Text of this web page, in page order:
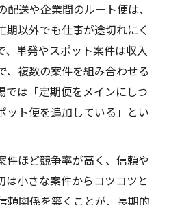
送や企業間のルート便は、
期以外でも仕事が途切れにく
、単発やスポット案件は収入
、複数の案件を組み合わせる
では「定期便をメインにしつ
ット便を追加している」とい
件ほど競争率が高く、信頼や
は小さな案件からコツコツと
頼関係を築くことが、長期的